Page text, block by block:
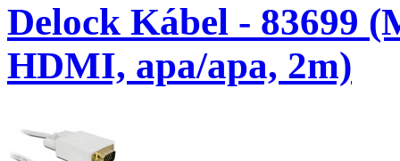
Delock Kábel - 83699
HDMI, apa/apa, 2m)